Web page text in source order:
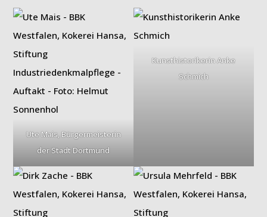
Ute Mais, Bürgermeisterin
der Stadt Dortmund
Kunsthistorikerin Anke
Schmich